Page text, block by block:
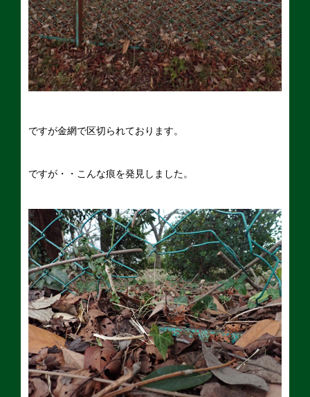
ですが金網で区切られております。
ですが・・こんな痕を発見しました。